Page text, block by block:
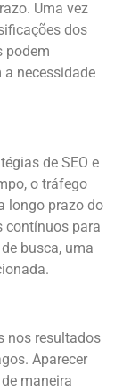
Uma vez
dos
podem
necessidade
de SEO e
o tráfego
longo prazo do
contínuos para
busca, uma
nos resultados
Aparecer
maneira